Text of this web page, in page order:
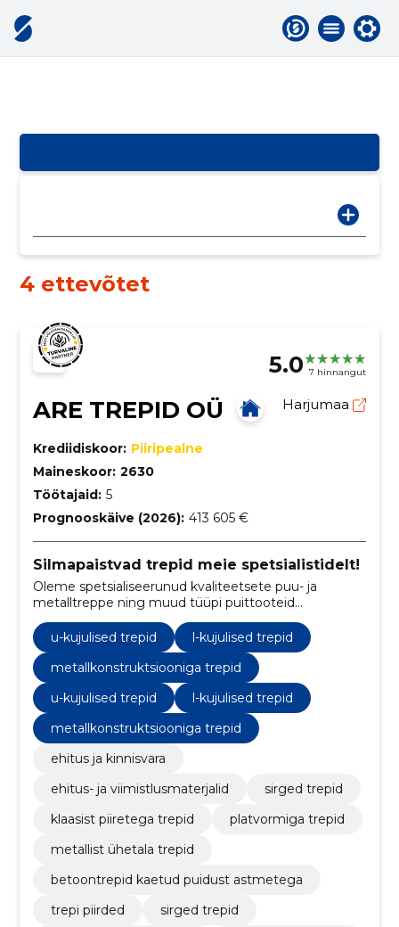
4 ettevõtet
5.0 7 hinnangut
ARE TREPID OÜ Harjumaa
Krediidiskoor: Piiripealne
Maineskoor: 2630
Töötajaid: 5
Prognooskäive (2026): 413 605 €
Silmapaistvad trepid meie spetsialistidelt!
Oleme spetsialiseerunud kvaliteetsete puu- ja
metalltreppe ning muud tüüpi puittooteid
valmistavale ettevõttele, kes pakub individuaalselt
kohandatud ja loomingulisi lahendusi nõudlikele
kodu- ja äriruumidele.
u-kujulised trepid
l-kujulised trepid
metallkonstruktsiooniga trepid
u-kujulised trepid
l-kujulised trepid
metallkonstruktsiooniga trepid
ehitus ja kinnisvara
ehitus- ja viimistlusmaterjalid
sirged trepid
klaasist piiretega trepid
platvormiga trepid
metallist ühetala trepid
betoontrepid kaetud puidust astmetega
trepi piirded
sirged trepid